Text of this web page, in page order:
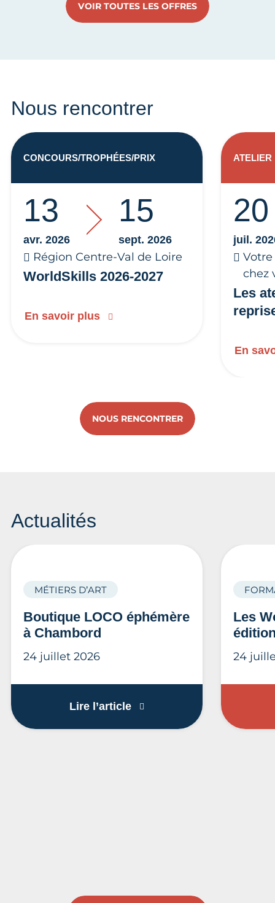
VOIR TOUTES LES OFFRES
Nous rencontrer
WorldSkills 2026-2027
13
avr. 2026
15
sept. 2026
Région Centre-Val de Loire
En savoir plus
CONCOURS/TROPHÉES/PRIX
Les
20
juil.
chez
En
ATELIER
NOUS RENCONTRER
Actualités
Boutique LOCO éphémère
à Chambord
MÉTIERS D’ART
24 juillet 2026
Lire l’articleBoutique LOCO éphémère
Les
24